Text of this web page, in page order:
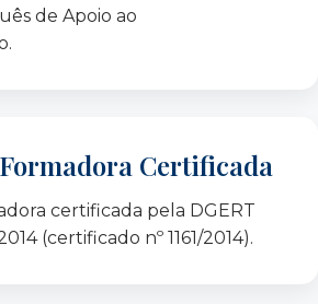
de Apoio ao
Certificada
certificada pela DGERT
(certificado nº 1161/2014).